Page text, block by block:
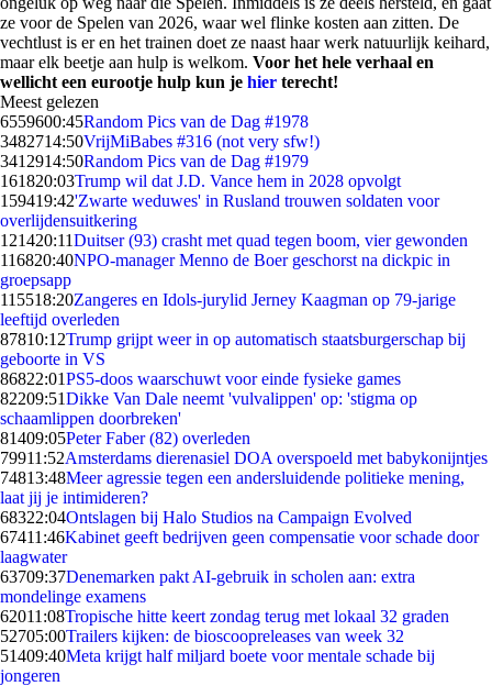
ze voor de Spelen van 2026, waar wel flinke kosten aan zitten. De
vechtlust is er en het trainen doet ze naast haar werk natuurlijk keihard,
maar elk beetje aan hulp is welkom. Voor het hele verhaal en
wellicht een eurootje hulp kun je hier terecht!
Meest gelezen
6559600:45Random Pics van de Dag #1978
3482714:50VrijMiBabes #316 (not very sfw!)
3412914:50Random Pics van de Dag #1979
161820:03Trump wil dat J.D. Vance hem in 2028 opvolgt
159419:42'Zwarte weduwes' in Rusland trouwen soldaten voor
overlijdensuitkering
121420:11Duitser (93) crasht met quad tegen boom, vier gewonden
116820:40NPO-manager Menno de Boer geschorst na dickpic in
groepsapp
115518:20Zangeres en Idols-jurylid Jerney Kaagman op 79-jarige
leeftijd overleden
87810:12Trump grijpt weer in op automatisch staatsburgerschap bij
geboorte in VS
86822:01PS5-doos waarschuwt voor einde fysieke games
82209:51Dikke Van Dale neemt 'vulvalippen' op: 'stigma op
schaamlippen doorbreken'
81409:05Peter Faber (82) overleden
79911:52Amsterdams dierenasiel DOA overspoeld met babykonijntjes
74813:48Meer agressie tegen een andersluidende politieke mening,
laat jij je intimideren?
68322:04Ontslagen bij Halo Studios na Campaign Evolved
67411:46Kabinet geeft bedrijven geen compensatie voor schade door
laagwater
63709:37Denemarken pakt AI-gebruik in scholen aan: extra
mondelinge examens
62011:08Tropische hitte keert zondag terug met lokaal 32 graden
52705:00Trailers kijken: de bioscoopreleases van week 32
51409:40Meta krijgt half miljard boete voor mentale schade bij
jongeren